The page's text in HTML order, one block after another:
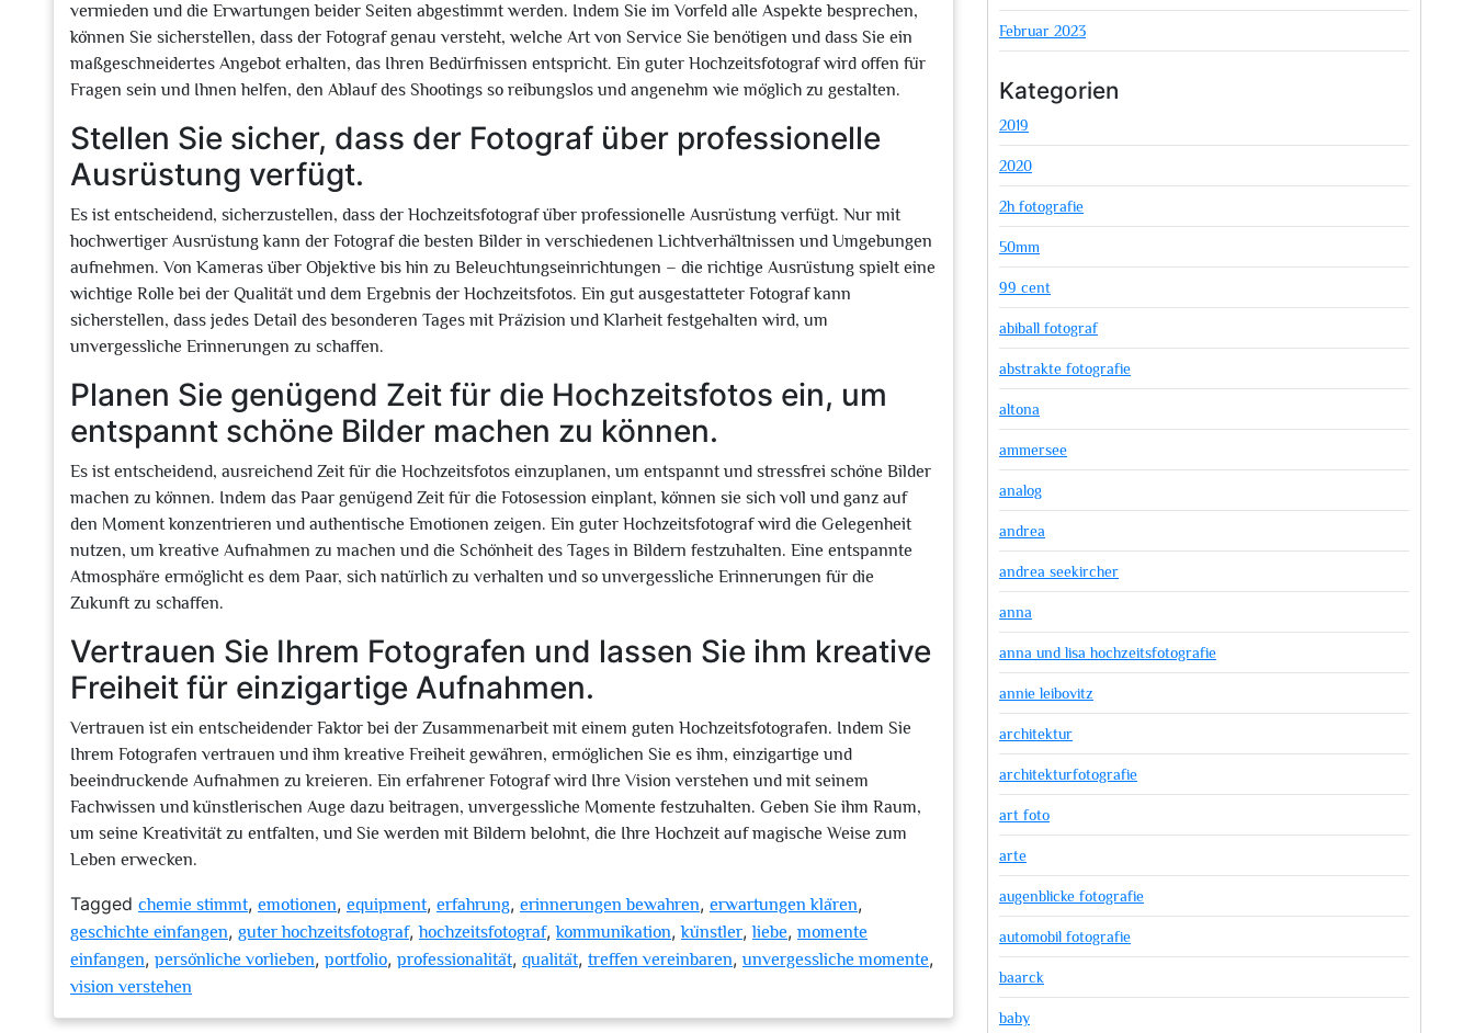
vermieden und die Erwartungen beider Seiten abgestimmt werden. Indem Sie im Vorfeld alle Aspekte besprechen,
können Sie sicherstellen, dass der Fotograf genau versteht, welche Art von Service Sie benötigen und dass Sie ein
maßgeschneidertes Angebot erhalten, das Ihren Bedürfnissen entspricht. Ein guter Hochzeitsfotograf wird offen für
Fragen sein und Ihnen helfen, den Ablauf des Shootings so reibungslos und angenehm wie möglich zu gestalten.
Stellen Sie sicher, dass der Fotograf über professionelle
Ausrüstung verfügt.
Es ist entscheidend, sicherzustellen, dass der Hochzeitsfotograf über professionelle Ausrüstung verfügt. Nur mit
hochwertiger Ausrüstung kann der Fotograf die besten Bilder in verschiedenen Lichtverhältnissen und Umgebungen
aufnehmen. Von Kameras über Objektive bis hin zu Beleuchtungseinrichtungen – die richtige Ausrüstung spielt eine
wichtige Rolle bei der Qualität und dem Ergebnis der Hochzeitsfotos. Ein gut ausgestatteter Fotograf kann
sicherstellen, dass jedes Detail des besonderen Tages mit Präzision und Klarheit festgehalten wird, um
unvergessliche Erinnerungen zu schaffen.
Planen Sie genügend Zeit für die Hochzeitsfotos ein, um
entspannt schöne Bilder machen zu können.
Es ist entscheidend, ausreichend Zeit für die Hochzeitsfotos einzuplanen, um entspannt und stressfrei schöne Bilder
machen zu können. Indem das Paar genügend Zeit für die Fotosession einplant, können sie sich voll und ganz auf
den Moment konzentrieren und authentische Emotionen zeigen. Ein guter Hochzeitsfotograf wird die Gelegenheit
nutzen, um kreative Aufnahmen zu machen und die Schönheit des Tages in Bildern festzuhalten. Eine entspannte
Atmosphäre ermöglicht es dem Paar, sich natürlich zu verhalten und so unvergessliche Erinnerungen für die
Zukunft zu schaffen.
Vertrauen Sie Ihrem Fotografen und lassen Sie ihm kreative
Freiheit für einzigartige Aufnahmen.
Vertrauen ist ein entscheidender Faktor bei der Zusammenarbeit mit einem guten Hochzeitsfotografen. Indem Sie
Ihrem Fotografen vertrauen und ihm kreative Freiheit gewähren, ermöglichen Sie es ihm, einzigartige und
beeindruckende Aufnahmen zu kreieren. Ein erfahrener Fotograf wird Ihre Vision verstehen und mit seinem
Fachwissen und künstlerischen Auge dazu beitragen, unvergessliche Momente festzuhalten. Geben Sie ihm Raum,
um seine Kreativität zu entfalten, und Sie werden mit Bildern belohnt, die Ihre Hochzeit auf magische Weise zum
Leben erwecken.
Tagged chemie stimmt, emotionen, equipment, erfahrung, erinnerungen bewahren, erwartungen klären,
geschichte einfangen, guter hochzeitsfotograf,hochzeitsfotograf,kommunikation,künstler,liebe, momente
einfangen, persönliche vorlieben, portfolio, professionalität, qualität, treffen vereinbaren, unvergessliche momente,
vision verstehen
Februar 2023
Kategorien
2019
2020
2h fotografie
50mm
99 cent
abiball fotograf
abstrakte fotografie
altona
ammersee
analog
andrea
andrea seekircher
anna
anna und lisa hochzeitsfotografie
annie leibovitz
architektur
architekturfotografie
art foto
arte
augenblicke fotografie
automobil fotografie
baarck
baby